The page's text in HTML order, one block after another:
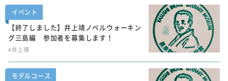
イベント
【終了しました】井上靖ノベルウォーキン
グ三島編 参加者を募集します！
#井上靖
モデルコース